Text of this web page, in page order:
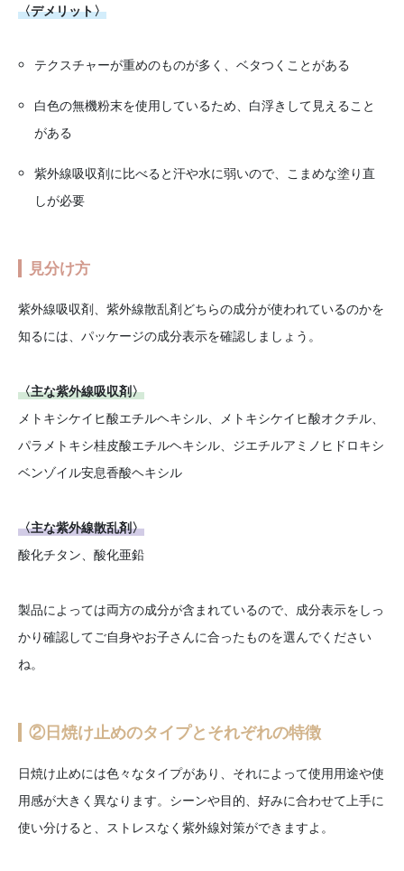
〈デメリット〉
テクスチャーが重めのものが多く、ベタつくことがある
白色の無機粉末を使用しているため、白浮きして見えること
がある
紫外線吸収剤に比べると汗や水に弱いので、こまめな塗り直
しが必要
見分け方
紫外線吸収剤、紫外線散乱剤どちらの成分が使われているのかを
知るには、パッケージの成分表示を確認しましょう。
〈主な紫外線吸収剤〉
メトキシケイヒ酸エチルヘキシル、メトキシケイヒ酸オクチル、
パラメトキシ桂皮酸エチルヘキシル、ジエチルアミノヒドロキシ
ベンゾイル安息香酸ヘキシル
〈主な紫外線散乱剤〉
酸化チタン、酸化亜鉛
製品によっては両方の成分が含まれているので、成分表示をしっ
かり確認してご自身やお子さんに合ったものを選んでください
ね。
②日焼け止めのタイプとそれぞれの特徴
日焼け止めには色々なタイプがあり、それによって使用用途や使
用感が大きく異なります。シーンや目的、好みに合わせて上手に
使い分けると、ストレスなく紫外線対策ができますよ。